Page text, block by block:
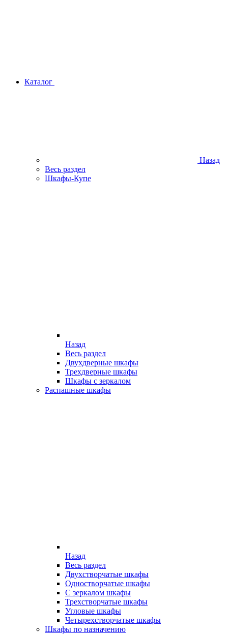
Каталог
Назад
Весь раздел
Шкафы-Купе
Назад
Весь раздел
Двухдверные шкафы
Трехдверные шкафы
Шкафы с зеркалом
Распашные шкафы
Назад
Весь раздел
Двухстворчатые шкафы
Одностворчатые шкафы
С зеркалом шкафы
Трехстворчатые шкафы
Угловые шкафы
Четырехстворчатые шкафы
Шкафы по назначению